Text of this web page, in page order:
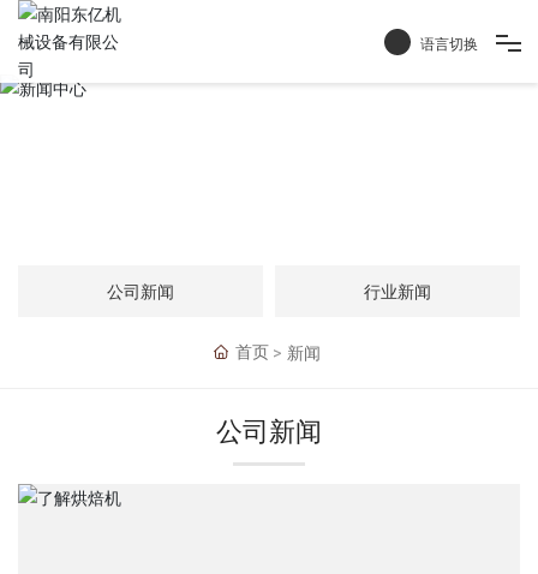
语言切换
公司新闻 行业新闻
首页 新闻
公司新闻